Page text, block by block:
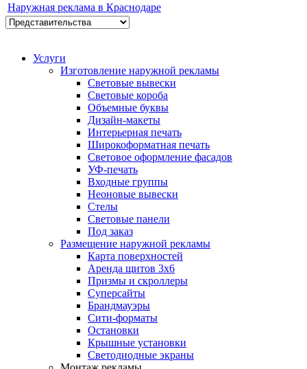
Наружная реклама в Краснодаре
Услуги
Изготовление наружной рекламы
Световые вывески
Световые короба
Объемные буквы
Дизайн-макеты
Интерьерная печать
Широкоформатная печать
Световое оформление фасадов
УФ-печать
Входные группы
Неоновые вывески
Стелы
Световые панели
Под заказ
Размещение наружной рекламы
Карта поверхностей
Аренда щитов 3х6
Призмы и скроллеры
Суперсайты
Брандмауэры
Сити-форматы
Остановки
Крышные установки
Светодиодные экраны